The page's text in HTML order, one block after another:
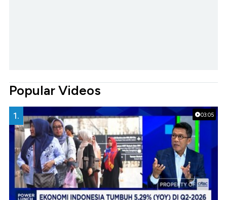
Popular Videos
03:05
1.